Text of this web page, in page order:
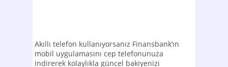
Akıllı telefon kullanıyorsanız Finansbank’ın
mobil uygulamasını cep telefonunuza
indirerek kolaylıkla güncel bakiyenizi